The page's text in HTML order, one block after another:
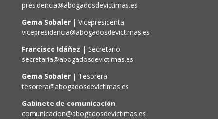
presidencia@abogadosdevictimas.es
Gema Sobaler | Vicepresidenta
vicepresidencia@abogadosdevictimas.es
Francisco Idáñez | Secretario
secretaria@abogadosdevictimas.es
Gema Sobaler| Tesorera
tesorera@abogadosdevictimas.es
Gabinete de comunicación
comunicacion@abogadosdevictimas.es